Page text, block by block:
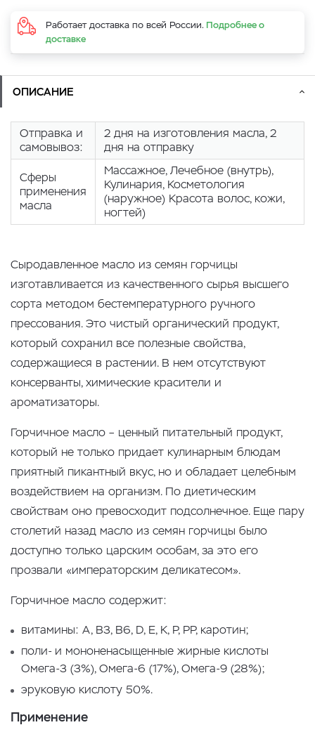
Работает доставка по всей России. Подробнее о
доставке
ОПИСАНИЕ
Отправка и
самовывоз:
2 дня на изготовления масла, 2
дня на отправку
Сферы
применения
масла
Массажное, Лечебное (внутрь),
Кулинария, Косметология
(наружное) Красота волос, кожи,
ногтей)
Сыродавленное масло из семян горчицы
изготавливается из качественного сырья высшего
сорта методом бестемпературного ручного
прессования. Это чистый органический продукт,
который сохранил все полезные свойства,
содержащиеся в растении. В нем отсутствуют
консерванты, химические красители и
ароматизаторы.
Горчичное масло – ценный питательный продукт,
который не только придает кулинарным блюдам
приятный пикантный вкус, но и обладает целебным
воздействием на организм. По диетическим
свойствам оно превосходит подсолнечное. Еще пару
столетий назад масло из семян горчицы было
доступно только царским особам, за это его
прозвали «императорским деликатесом».
Горчичное масло содержит:
витамины: А, В3, В6, D, E, K, Р, РР, каротин;
поли- и мононенасыщенные жирные кислоты
Омега-3 (3%), Омега-6 (17%), Омега-9 (28%);
эруковую кислоту 50%.
Применение